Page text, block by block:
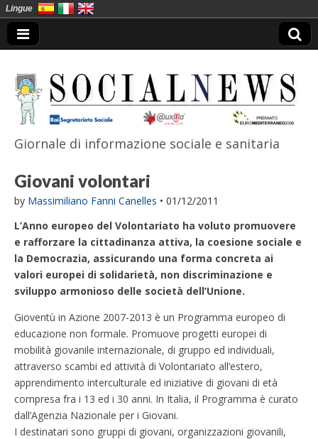
SocialNews
Giornale di informazione sociale e sanitaria
Giovani volontari
by Massimiliano Fanni Canelles • 01/12/2011
L’Anno europeo del Volontariato ha voluto promuovere
e rafforzare la cittadinanza attiva, la coesione sociale e
la Democrazia, assicurando una forma concreta ai
valori europei di solidarietà, non discriminazione e
sviluppo armonioso delle società dell’Unione.
Gioventù in Azione 2007-2013 è un Programma europeo di
educazione non formale. Promuove progetti europei di
mobilità giovanile internazionale, di gruppo ed individuali,
attraverso scambi ed attività di Volontariato all’estero,
apprendimento interculturale ed iniziative di giovani di età
compresa fra i 13 ed i 30 anni. In Italia, il Programma è curato
dall’Agenzia Nazionale per i Giovani.
I destinatari sono gruppi di giovani, organizzazioni giovanili,
Lingue